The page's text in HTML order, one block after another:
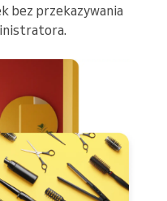
bez przekazywania